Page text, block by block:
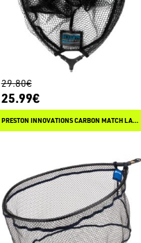
29.80€
25.99€
PRESTON INNOVATIONS CARBON MATCH LANDING NET